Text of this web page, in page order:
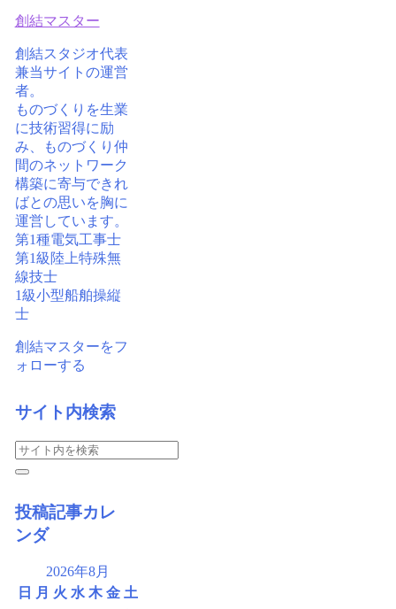
創結マスター
創結スタジオ代表
兼当サイトの運営
者。
ものづくりを生業
に技術習得に励
み、ものづくり仲
間のネットワーク
構築に寄与できれ
ばとの思いを胸に
運営しています。
第1種電気工事士
第1級陸上特殊無
線技士
1級小型船舶操縦
士
創結マスターをフ
ォローする
サイト内検索
投稿記事カレ
ンダ
2026年8月
日
月 火 水 木 金 土